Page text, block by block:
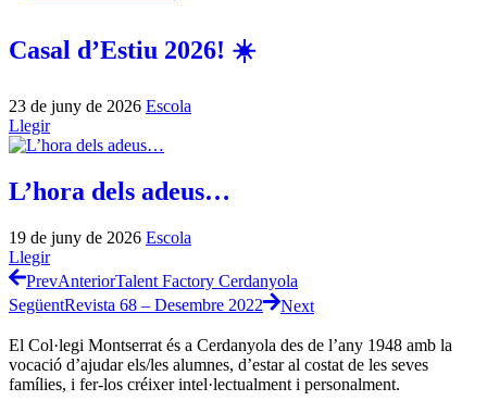
Casal d’Estiu 2026! ☀️
23 de juny de 2026 Escola
Llegir
L’hora dels adeus…
19 de juny de 2026 Escola
Llegir
PrevAnteriorTalent Factory Cerdanyola
SegüentRevista 68 – Desembre 2022 Next
El Col·legi Montserrat és a Cerdanyola des de l’any 1948 amb la
vocació d’ajudar els/les alumnes, d’estar al costat de les seves
famílies, i fer-los créixer intel·lectualment i personalment.